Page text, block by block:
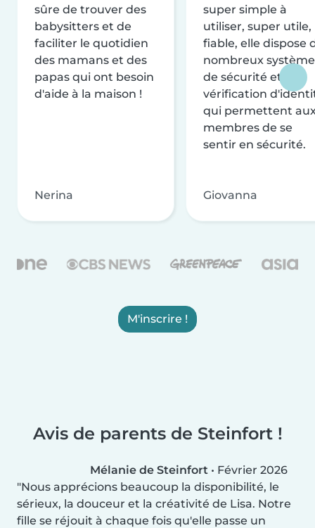
sûre de trouver des
babysitters et de
faciliter le quotidien
des mamans et des
papas qui ont besoin
d'aide à la maison !
Nerina
super simple à
utiliser, super utile,
fiable, elle dispose
nombreux
de sécurité et de
vérification
qui permettent
membres de se
sentir en sécurité.
Giovanna
M'inscrire !
Avis de parents de Steinfort !
Mélanie de Steinfort • Février 2026
Nous apprécions beaucoup la disponibilité, le
sérieux, la douceur et la créativité de Lisa. Notre
fille se réjouit à chaque fois qu'elle passe un